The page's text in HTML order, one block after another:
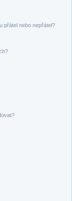
přátel nebo nepřátel?